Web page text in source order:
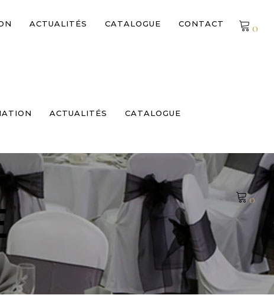
ACTUALITÉS CATALOGUE
0
Pas de produits dans le devis
ACTUALITÉS CATALOGUE CONTACT 0